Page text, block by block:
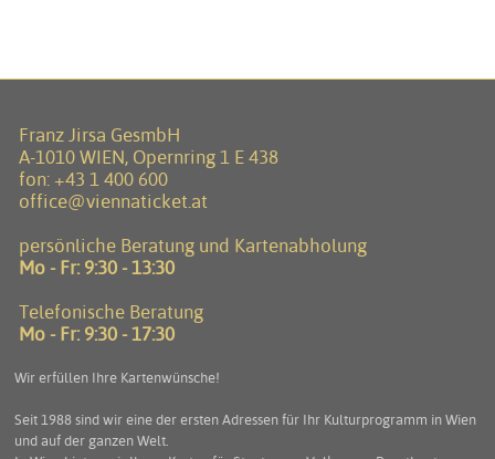
Franz Jirsa GesmbH
A-1010 WIEN, Opernring 1 E 438
fon: +43 1 400 600
office@viennaticket.at
persönliche Beratung und Kartenabholung
Mo - Fr: 9:30 - 13:30
Telefonische Beratung
Mo - Fr: 9:30 - 17:30
Wir erfüllen Ihre Kartenwünsche!
Seit 1988 sind wir eine der ersten Adressen für Ihr Kulturprogramm in Wien
und auf der ganzen Welt.